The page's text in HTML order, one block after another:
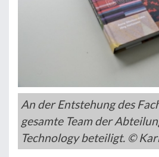
An der Entstehung des
gesamte Team der
Technology beteiligt. ©